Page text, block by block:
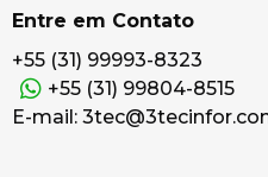
Entre em Contato
+55 (31) 99993-8323
+55 (31) 99804-8515
E-mail: